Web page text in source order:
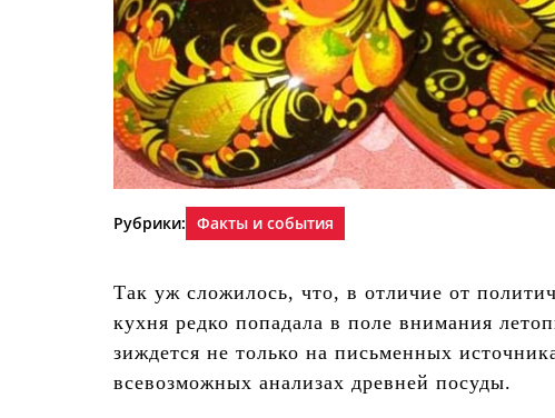
Рубрики: Факты и события
Так уж сложилось, что, в отличие от
кухня редко попадала в поле внимания
зиждется не только на письменных
всевозможных анализах древней посуды.